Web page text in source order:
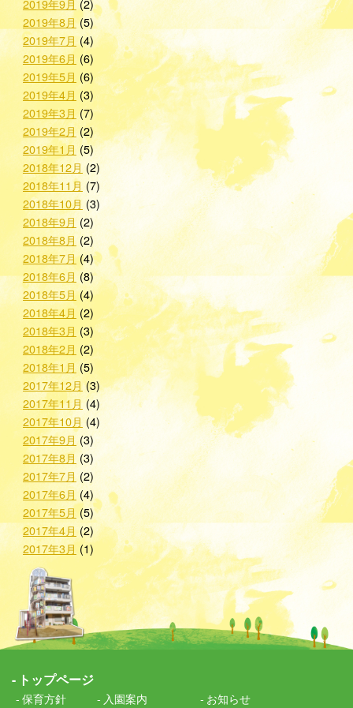
2019年9月 (2)
2019年8月(5)
2019年7月(4)
2019年6月 (6)
2019年5月 (6)
2019年4月 (3)
2019年3月(7)
2019年2月(2)
2019年1月 (5)
2018年12月(2)
2018年11月 (7)
2018年10月 (3)
2018年9月 (2)
2018年8月 (2)
2018年7月(4)
2018年6月(8)
2018年5月(4)
2018年4月 (2)
2018年3月 (3)
2018年2月 (2)
2018年1月(5)
2017年12月(3)
2017年11月(4)
2017年10月 (4)
2017年9月(3)
2017年8月(3)
2017年7月(2)
2017年6月 (4)
2017年5月 (5)
2017年4月(2)
2017年3月 (1)
トップページ
保育方針 入園案内 お知らせ